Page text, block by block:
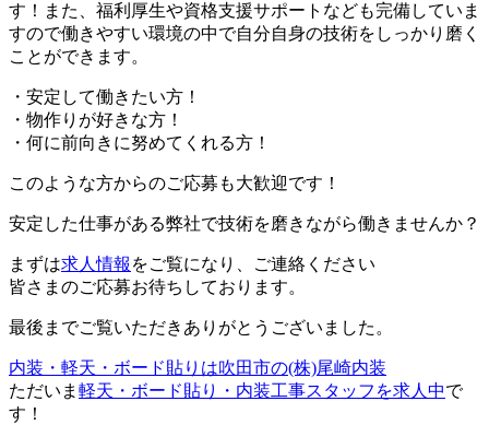
す！また、福利厚生や資格支援サポートなども完備していま
すので働きやすい環境の中で自分自身の技術をしっかり磨く
ことができます。
・安定して働きたい方！
・物作りが好きな方！
・何に前向きに努めてくれる方！
このような方からのご応募も大歓迎です！
安定した仕事がある弊社で技術を磨きながら働きませんか？
まずは求人情報 をご覧になり、ご連絡ください
皆さまのご応募お待ちしております。
最後までご覧いただきありがとうございました。
内装・軽天・ボード貼りは吹田市の(株)尾崎内装
ただいま 軽天・ボード貼り・内装工事スタッフを求人中で
す！